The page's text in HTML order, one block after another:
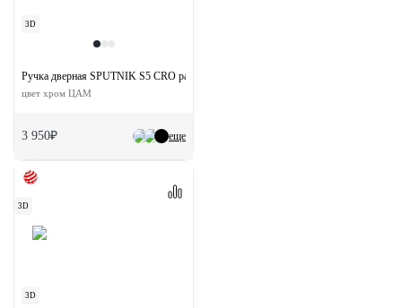
3D
еще
Ручка дверная SPUTNIK S5 CRO раздельная на квадратной розетке
цвет хром ЦАМ
3 950₽
3D
3D